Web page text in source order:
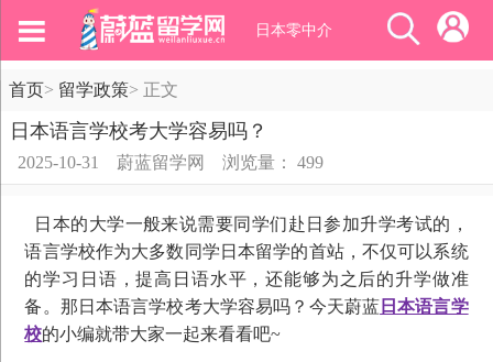
日本零中介
首页> 留学政策> 正文
日本语言学校考大学容易吗？
2025-10-31 蔚蓝留学网 浏览量： 499
日本的大学一般来说需要同学们赴日参加升学考试的，
语言学校作为大多数同学日本留学的首站，不仅可以系统
的学习日语，提高日语水平，还能够为之后的升学做准
备。那日本语言学校考大学容易吗？今天蔚蓝 日本语言学
校的小编就带大家一起来看看吧~